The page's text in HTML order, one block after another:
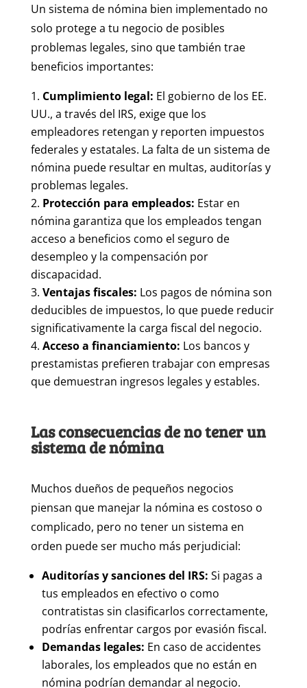
Un sistema de nómina bien implementado no
solo protege a tu negocio de posibles
problemas legales, sino que también trae
beneficios importantes:
Cumplimiento legal: El gobierno de los EE.
UU., a través del IRS, exige que los
empleadores retengan y reporten impuestos
federales y estatales. La falta de un sistema de
nómina puede resultar en multas, auditorías y
problemas legales.
Protección para empleados: Estar en
nómina garantiza que los empleados tengan
acceso a beneficios como el seguro de
desempleo y la compensación por
discapacidad.
Ventajas fiscales: Los pagos de nómina son
deducibles de impuestos, lo que puede reducir
significativamente la carga fiscal del negocio.
Acceso a financiamiento: Los bancos y
prestamistas prefieren trabajar con empresas
que demuestran ingresos legales y estables.
Las consecuencias de no tener un
sistema de nómina
Muchos dueños de pequeños negocios
piensan que manejar la nómina es costoso o
complicado, pero no tener un sistema en
orden puede ser mucho más perjudicial:
Auditorías y sanciones del IRS: Si pagas a
tus empleados en efectivo o como
contratistas sin clasificarlos correctamente,
podrías enfrentar cargos por evasión fiscal.
Demandas legales: En caso de accidentes
laborales, los empleados que no están en
nómina podrían demandar al negocio.